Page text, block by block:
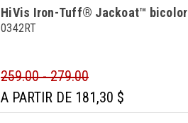
HiVis Iron-Tuff® Jackoat™ bicolor
0342RT
259.00 - 279.00
A PARTIR DE 181,30 $